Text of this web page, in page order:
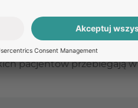
układu hormonalnego,
związana m.in. z
obszarów
pacjentów przebiegają